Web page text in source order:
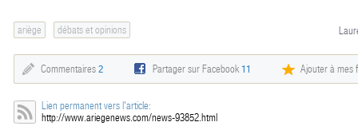
ariège débats et opinions
Commentaires 2 Partager sur Facebook11 Ajouter à mes
Lien permanent vers l'article:
http://www.ariegenews.com/news-93852.html